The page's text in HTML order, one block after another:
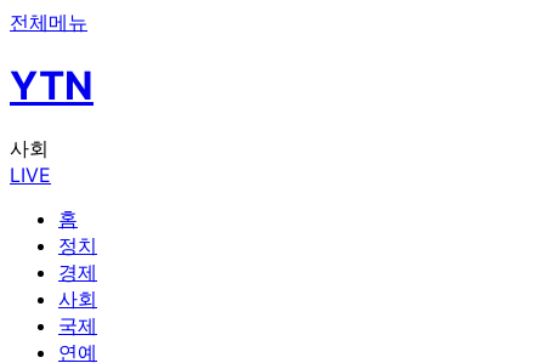
전체메뉴
YTN
사회
LIVE
홈
정치
경제
사회
국제
연예